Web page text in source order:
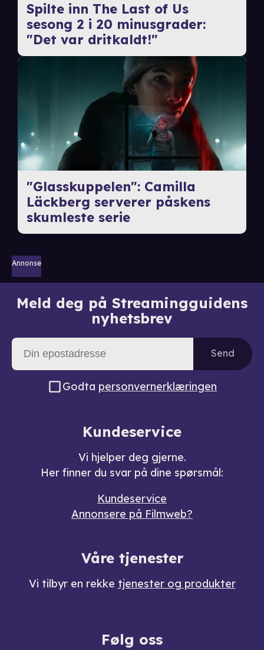
Spilte inn The Last of Us
sesong 2 i 20 minusgrader:
"Det var dritkaldt!"
"Glasskuppelen": Camilla
Läckberg serverer påskens
skumleste serie
Annonse
Meld deg på Streamingguidens
nyhetsbrev
Send
Godta personvernerklæringen
Kundeservice
Vi hjelper deg gjerne.
Her finner du svar på dine spørsmål:
Kundeservice
Annonsere på Filmweb?
Våre tjenester
Vi tilbyr en rekke tjenester og produkter
Følg oss